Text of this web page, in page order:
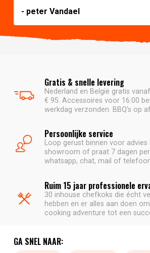
- peter Vandael
Gratis & snelle levering
Nederland en België gratis
€ 95. Accessoires voor 16:00
werkdag verzonden. BBQ's op
Persoonlijke service
Loop gerust binnen voor
showroom of praat 7 dagen
whatsapp, chat, mail of
Ruim 15 jaar professionele
30 inhouse chefkoks die écht
hebben en er alles aan doen
cooking adventure tot een
GA SNEL NAAR: